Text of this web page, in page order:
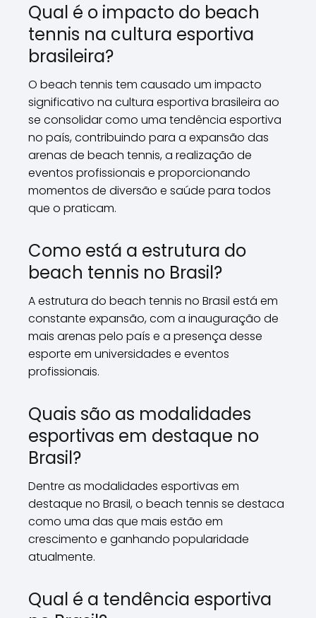
Qual é o impacto do beach
tennis na cultura esportiva
brasileira?
O beach tennis tem causado um impacto
significativo na cultura esportiva brasileira ao
se consolidar como uma tendência esportiva
no país, contribuindo para a expansão das
arenas de beach tennis, a realização de
eventos profissionais e proporcionando
momentos de diversão e saúde para todos
que o praticam.
Como está a estrutura do
beach tennis no Brasil?
A estrutura do beach tennis no Brasil está em
constante expansão, com a inauguração de
mais arenas pelo país e a presença desse
esporte em universidades e eventos
profissionais.
Quais são as modalidades
esportivas em destaque no
Brasil?
Dentre as modalidades esportivas em
destaque no Brasil, o beach tennis se destaca
como uma das que mais estão em
crescimento e ganhando popularidade
atualmente.
Qual é a tendência esportiva